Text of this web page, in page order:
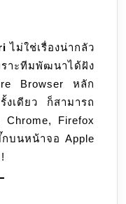
ไม่ใช่เรื่องน่ากลัว
ราะทีมพัฒนาได้ฝัง
Browser หลัก
งเดียว ก็สามารถ
Firefox
บนหน้าจอ Apple